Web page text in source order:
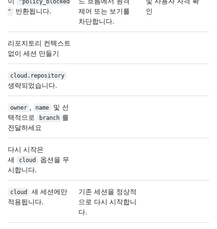
"policy_blocked
"
반환됩니다.
제어 또는 보기를
차단합니다.
인
리포지토리 컨텍스트
없이 세션 만들기
cloud.repository
생략되었습니다.
owner , name
및 선
택적으로
branch 를
전달하세요
다시 시작은
새
cloud
옵션을 무
시합니다.
cloud
새 세션에만
적용됩니다.
기존 세션을 정상적
으로 다시 시작합니
다.